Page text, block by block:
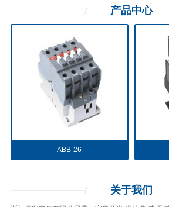
产品中心
ABB-26
关于我们